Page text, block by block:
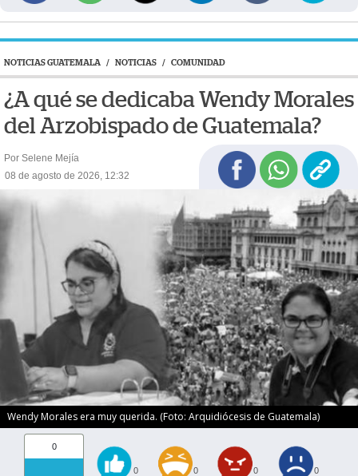
NOTICIAS GUATEMALA / NOTICIAS / COMUNIDAD
¿A qué se dedicaba Wendy Morales
del Arzobispado de Guatemala?
Por Selene Mejía
08 de agosto de 2026, 12:32
Wendy Morales era muy querida. (Foto: Arquidiócesis de Guatemala)
0
0 0 0 0